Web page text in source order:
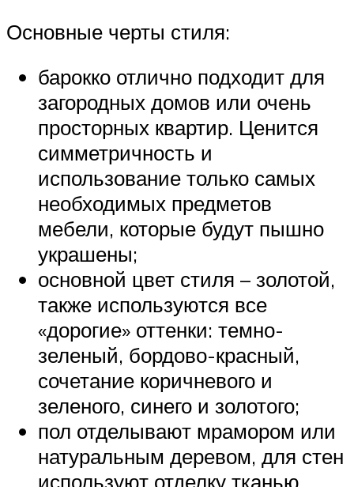
Основные черты стиля:
барокко отлично подходит для
загородных домов или очень
просторных квартир. Ценится
симметричность и
использование только самых
необходимых предметов
мебели, которые будут пышно
украшены;
основной цвет стиля – золотой,
также используются все
«дорогие» оттенки: темно-
зеленый, бордово-красный,
сочетание коричневого и
зеленого, синего и золотого;
пол отделывают мрамором или
натуральным деревом, для стен
используют отделку тканью,